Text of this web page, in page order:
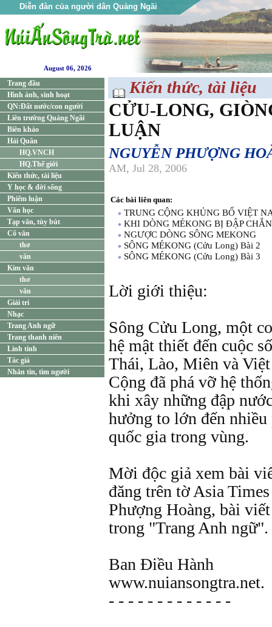
Diễn đàn của người dân Quảng Ngãi
August 06, 2026
Trang đầu
Hình ảnh, sinh hoạt
QN:Đất nước/con người
Liên trường Quảng Ngãi
Biên khảo
Hải Quân
HQ.VNCH
HQ.Thế giới
Kiến thức, tài liệu
Y học & đời sống
Phiếm luận
Văn học
Tạp văn, tùy bút
Cổ văn
thơ
văn
Kim văn
thơ
văn
Giải trí
Nhạc
Trang Anh ngữ
Trang thanh niên
Linh tinh
Tác giả
Nhắn tin, tìm người
Kiến thức, tài liệu
CỬU-LONG,
LUẬN
NGUYỄN PHƯỢNG
AM, Jul 28, 2006
Các bài liên quan:
TRUNG CỘNG KHỦNG BỐ VIỆT
KHI DÒNG MÉKONG BỊ ĐẬP CHẮN
NGƯỢC DÒNG SÔNG MEKONG
SÔNG MÉKONG (Cửu Long) Bài 2
SÔNG MÉKONG (Cửu Long) Bài 3
Lời giới thiệu:
Sông Cửu Long, một
hệ mật thiết đến cuộc
Thái, Lào, Miên và
Cộng đã phá vỡ hệ
khi xây những đập
hưởng to lớn đến nhiều
quốc gia trong vùng.
Mời độc giả xem bài
đăng trên tờ Asia
Phượng Hoàng, bài
trong "Trang Anh ngữ".
Ban Điều Hành
www.nuiansongtra.net.
- - - - - - - - - - - - -